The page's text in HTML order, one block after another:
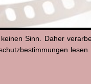
Sinn. Daher